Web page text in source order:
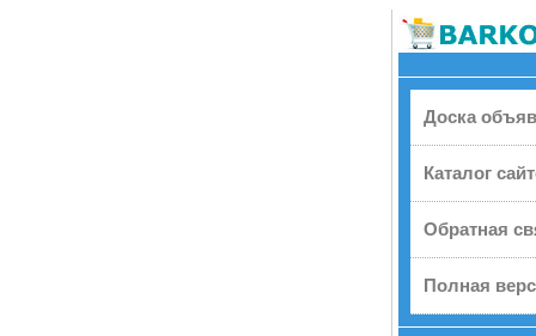
Доска
Каталог
Обратная
Полная